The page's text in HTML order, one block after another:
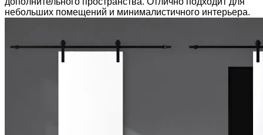
небольших помещений и минималистичного интерьера.